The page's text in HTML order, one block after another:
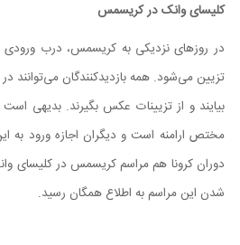
کلیسای وانک در کریسمس
در روزهای نزدیکی به کریسمس، درب
تزیین می‌شود. همه بازدیدکنندگان می‌توانند
بیایند و از تزیینات عکس بگیرند. بدیهی
مختص ارامنه است و دیگران اجازه ورود به
دوران کرونا هم مراسم کریسمس در کلیسای
شدن این مراسم به اطلاع همگان رسید.